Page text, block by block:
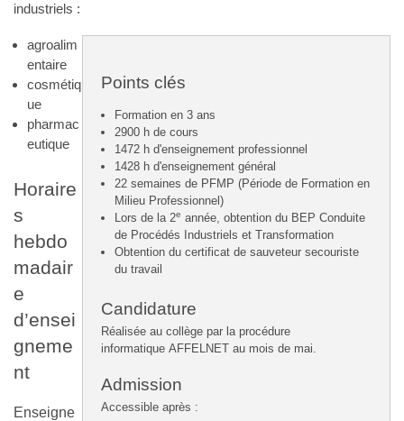
industriels :
Points clés
Formation en 3 ans
2900 h de cours
1472 h d'enseignement professionnel
1428 h d'enseignement général
22 semaines de PFMP (Période de Formation en
Milieu Professionnel)
Lors de la 2e année, obtention du BEP Conduite
de Procédés Industriels et Transformation
Obtention du certificat de sauveteur secouriste
du travail
Candidature
Réalisée au collège par la procédure
informatique AFFELNET au mois de mai.
Admission
Accessible après :
agroalim
entaire
cosmétiq
ue
pharmac
eutique
Horaire
s
hebdo
madair
e
d’ensei
gneme
nt
Enseigne